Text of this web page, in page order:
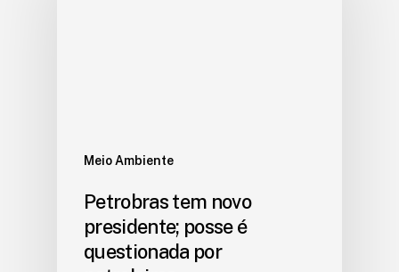
Meio Ambiente
Petrobras tem novo
presidente; posse é
questionada por